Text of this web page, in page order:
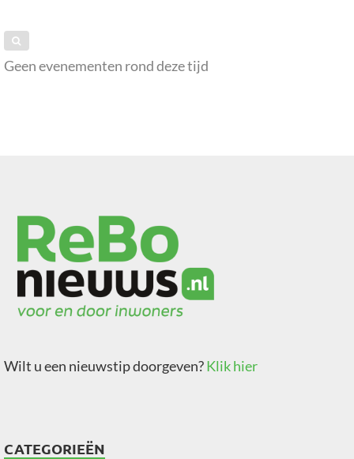
Geen evenementen rond deze tijd
Wilt u een nieuwstip doorgeven?Klik hier
CATEGORIEËN